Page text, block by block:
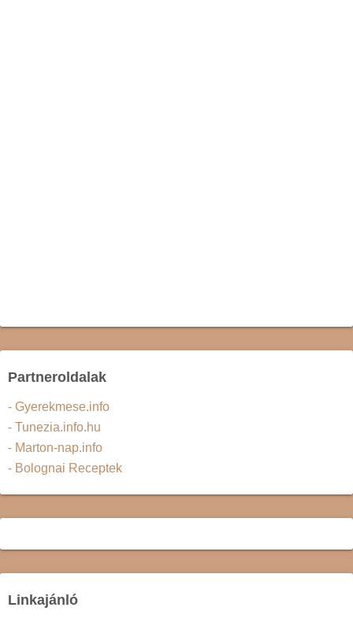
Partneroldalak
- Gyerekmese.info
- Tunezia.info.hu
- Marton-nap.info
- Bolognai Receptek
Linkajánló